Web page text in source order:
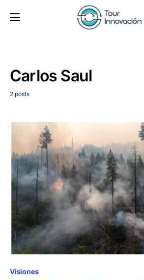
Carlos Saul
2 posts
Visiones